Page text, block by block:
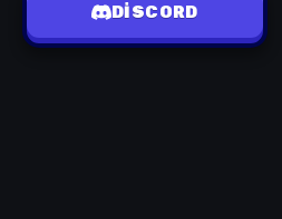
DISCORD